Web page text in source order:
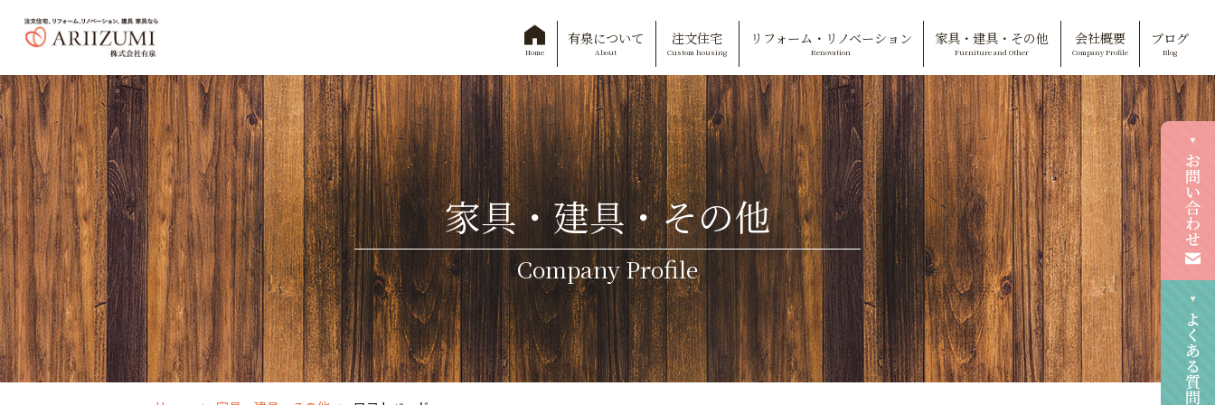
Home
有泉について
About
注文住宅
Custom housing
リフォーム・リノベーション
Renovation
家具・建具・その他
Furniture and Other
会社概要
Company Profile
ブログ
Blog
家具・建具・その他
Company Profile